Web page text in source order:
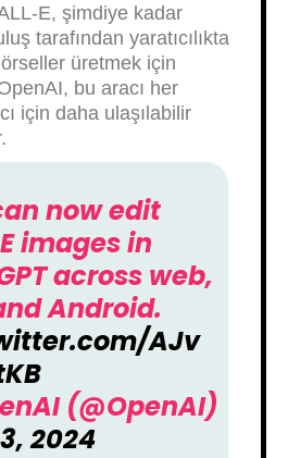
E, şimdiye kadar
tarafından yaratıcılıkta
üretmek için
bu aracı her
için daha ulaşılabilir
now edit
images in
across web,
Android.
AJv
(@OpenAI)
2024